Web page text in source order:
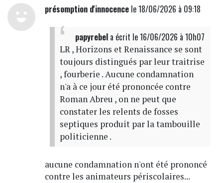
présomption d'innocencele 18/06/2026 à 09:18
papyrebela écrit le 16/06/2026 à 10h07
LR , Horizons et Renaissance se sont
toujours distingués par leur traitrise
, fourberie . Aucune condamnation
n'a à ce jour été prononcée contre
Roman Abreu , on ne peut que
constater les relents de fosses
septiques produit par la tambouille
politicienne .
aucune condamnation n'ont été prononcé
contre les animateurs périscolaires...